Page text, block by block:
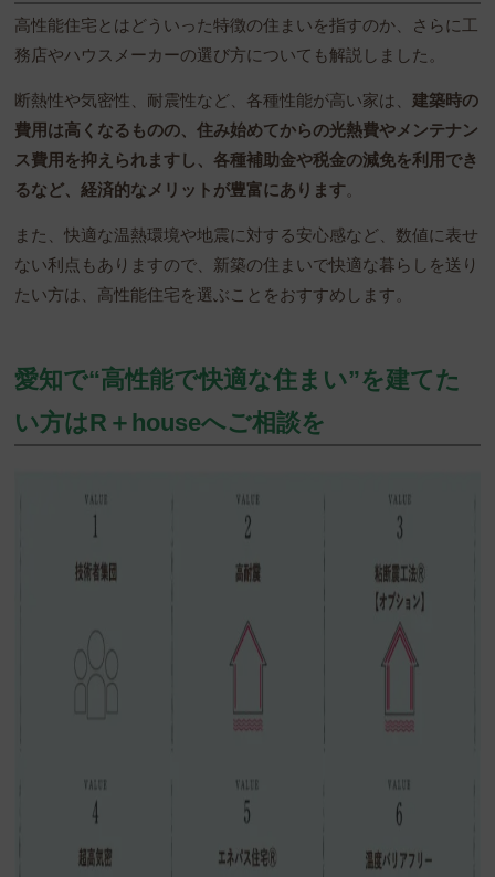
高性能住宅とはどういった特徴の住まいを指すのか、さらに工
務店やハウスメーカーの選び方についても解説しました。
断熱性や気密性、耐震性など、各種性能が高い家は、建築時の
費用は高くなるものの、住み始めてからの光熱費やメンテナン
ス費用を抑えられますし、各種補助金や税金の減免を利用でき
るなど、経済的なメリットが豊富にあります。
また、快適な温熱環境や地震に対する安心感など、数値に表せ
ない利点もありますので、新築の住まいで快適な暮らしを送り
たい方は、高性能住宅を選ぶことをおすすめします。
愛知で“高性能で快適な住まい”を建てた
い方はR＋houseへご相談を